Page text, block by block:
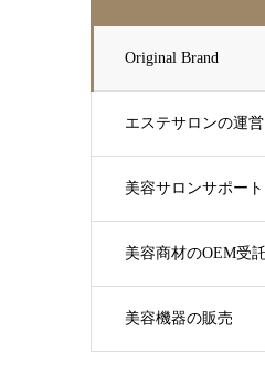
Original Brand
エステサロンの運営
美容サロンサポート
美容商材のOEM受
美容機器の販売